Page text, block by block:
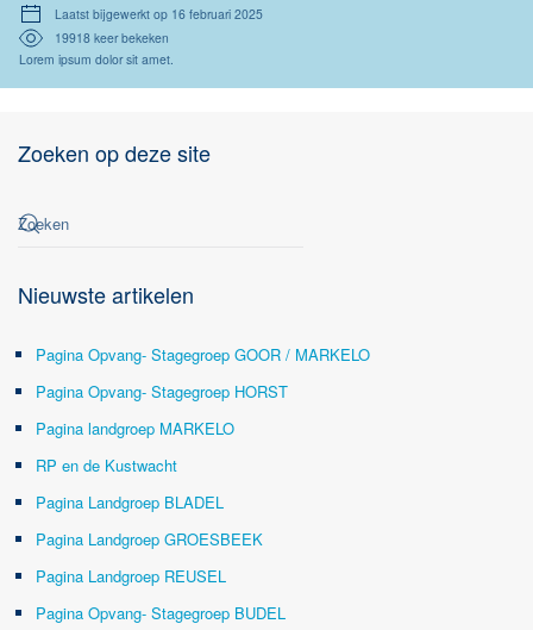
Laatst bijgewerkt op 16 februari 2025
19918 keer bekeken
Lorem ipsum dolor sit amet.
Zoeken op deze site
Nieuwste artikelen
Pagina Opvang- Stagegroep GOOR / MARKELO
Pagina Opvang- Stagegroep HORST
Pagina landgroep MARKELO
RP en de Kustwacht
Pagina Landgroep BLADEL
Pagina Landgroep GROESBEEK
Pagina Landgroep REUSEL
Pagina Opvang- Stagegroep BUDEL